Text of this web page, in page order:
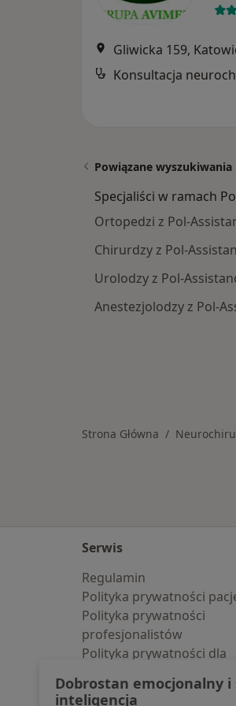
Gliwicka 159,
Konsultacja
Powiązane wyszukiwania
Specjaliści w ramach
Ortopedzi z Pol-
Chirurdzy z Pol-
Urolodzy z Pol-
Anestezjolodzy z Pol-
Strona Główna
Serwis
Regulamin
Polityka prywatności
Polityka prywatności
profesjonalistów
Polityka prywatności dla
pozyskaliśmy
Dobrostan emocjonalny i
inteligencja